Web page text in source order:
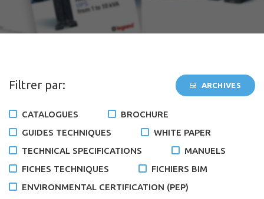
Filtrer par: ARCHIVES
CATALOGUES
BROCHURE
GUIDES TECHNIQUES
WHITE PAPER
TECHNICAL SPECIFICATIONS
MANUELS
FICHES TECHNIQUES
FICHIERS BIM
ENVIRONMENTAL CERTIFICATION (PEP)